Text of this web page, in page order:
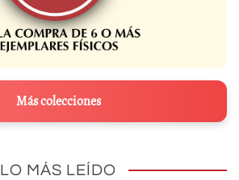
Más colecciones
LO MÁS LEÍDO